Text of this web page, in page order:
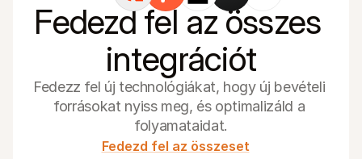
Fedezd fel az összes
integrációt
Fedezz fel új technológiákat, hogy új bevételi
forrásokat nyiss meg, és optimalizáld a
folyamataidat.
Fedezd fel az összeset